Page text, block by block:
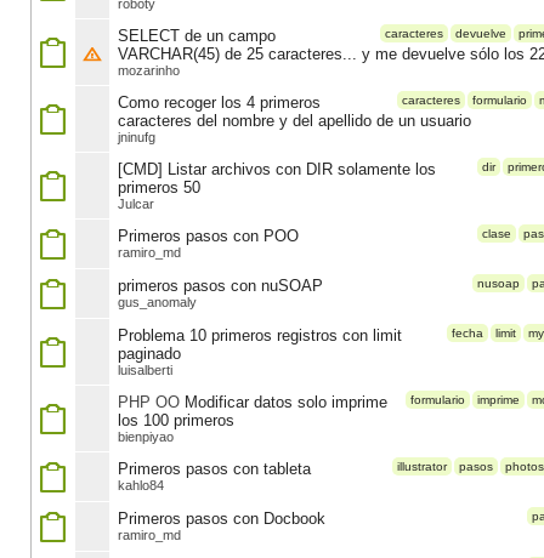
roboty
caracteres devuelve
SELECT de un campo
VARCHAR(45) de 25 caracteres... y me devuelve sólo los
mozarinho
caracteres formulario
Como recoger los 4 primeros
caracteres del nombre y del apellido de un usuario
jninufg
dir
[CMD] Listar archivos con DIR solamente los
primeros 50
Julcar
clase
Primeros pasos con POO
ramiro_md
nusoap
primeros pasos con nuSOAP
gus_anomaly
fecha limit
Problema 10 primeros registros con limit
paginado
luisalberti
formulario imprime
PHP OO Modificar datos solo imprime
los 100 primeros
bienpiyao
illustrator pasos
Primeros pasos con tableta
kahlo84
Primeros pasos con Docbook
ramiro_md